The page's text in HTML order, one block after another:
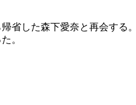
省した森下愛奈と再会する。
。